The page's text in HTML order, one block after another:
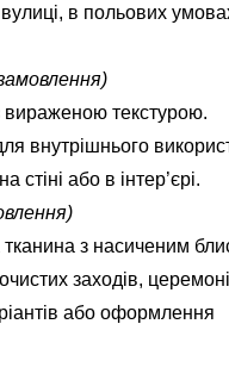
в польових
вираженою текстурою.
внутрішнього
стіні або в інтер’єрі.
тканина з насиченим
заходів,
або оформлення